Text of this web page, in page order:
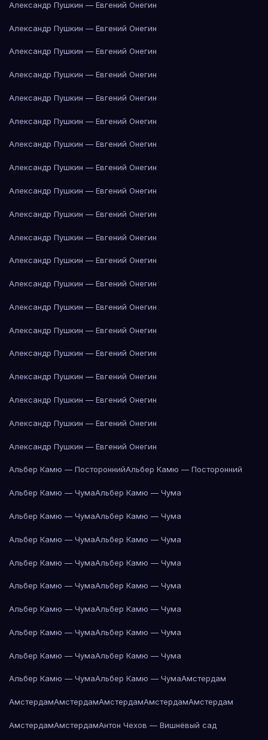
Александр Пушкин — Евгений Онегин
Александр Пушкин — Евгений Онегин
Александр Пушкин — Евгений Онегин
Александр Пушкин — Евгений Онегин
Александр Пушкин — Евгений Онегин
Александр Пушкин — Евгений Онегин
Александр Пушкин — Евгений Онегин
Александр Пушкин — Евгений Онегин
Александр Пушкин — Евгений Онегин
Александр Пушкин — Евгений Онегин
Александр Пушкин — Евгений Онегин
Александр Пушкин — Евгений Онегин
Александр Пушкин — Евгений Онегин
Александр Пушкин — Евгений Онегин
Александр Пушкин — Евгений Онегин
Александр Пушкин — Евгений Онегин
Александр Пушкин — Евгений Онегин
Александр Пушкин — Евгений Онегин
Александр Пушкин — Евгений Онегин
Александр Пушкин — Евгений Онегин
Альбер Камю — ПостороннийАльбер Камю — Посторонний
Альбер Камю — ЧумаАльбер Камю — Чума
Альбер Камю — ЧумаАльбер Камю — Чума
Альбер Камю — ЧумаАльбер Камю — Чума
Альбер Камю — ЧумаАльбер Камю — Чума
Альбер Камю — ЧумаАльбер Камю — Чума
Альбер Камю — ЧумаАльбер Камю — Чума
Альбер Камю — ЧумаАльбер Камю — Чума
Альбер Камю — ЧумаАльбер Камю — Чума
Альбер Камю — ЧумаАльбер Камю — ЧумаАмстердам
АмстердамАмстердамАмстердамАмстердамАмстердам
АмстердамАмстердамАнтон Чехов — Вишнёвый сад